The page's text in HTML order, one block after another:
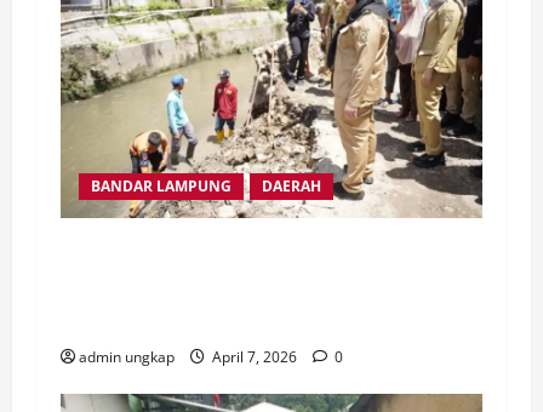
BANDAR LAMPUNG DAERAH
admin ungkap April 7, 2026 0